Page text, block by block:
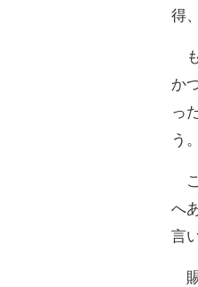
得
も
か
っ
う。
こ
へ
言
賜